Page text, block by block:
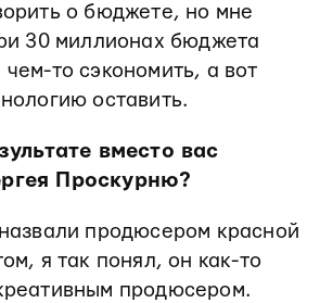
о бюджете, но мне
30 миллионах бюджета
то сэкономить, а вот
оставить.
вместо вас
Проскурню?
продюсером красной
я так понял, он как-то
продюсером.